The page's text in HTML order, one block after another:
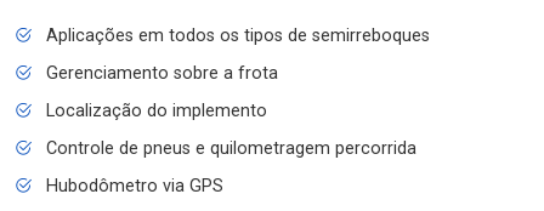
Aplicações em todos os tipos de semirreboques
Gerenciamento sobre a frota
Localização do implemento
Controle de pneus e quilometragem percorrida
Hubodômetro via GPS